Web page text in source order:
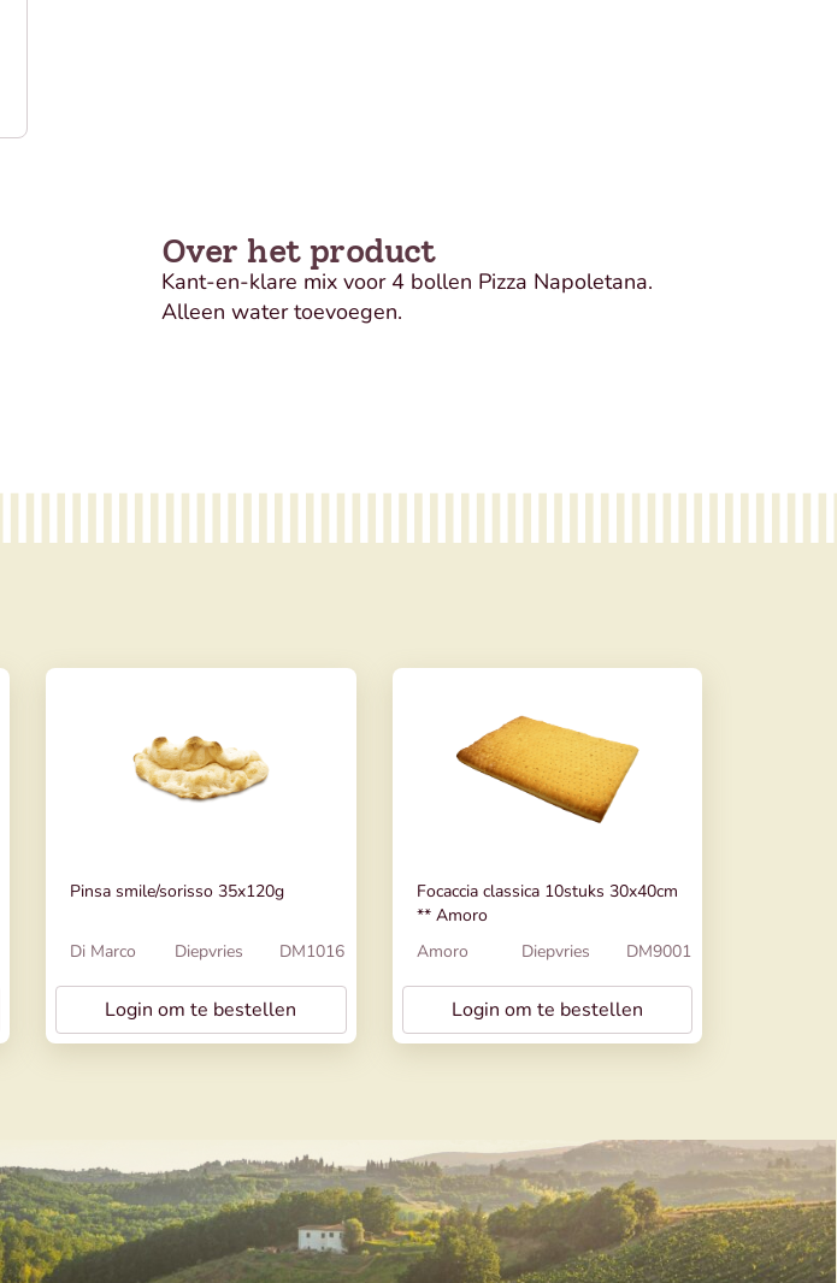
Over het product
Kant-en-klare mix voor 4 bollen Pizza Napoletana.
Alleen water toevoegen.
Pinsa smile/sorisso 35x120g
Di Marco Diepvries DM1016
Login om te bestellen
Focaccia classica 10stuks 30x40cm
** Amoro
Amoro
Diepvries DM9001
Login om te bestellen